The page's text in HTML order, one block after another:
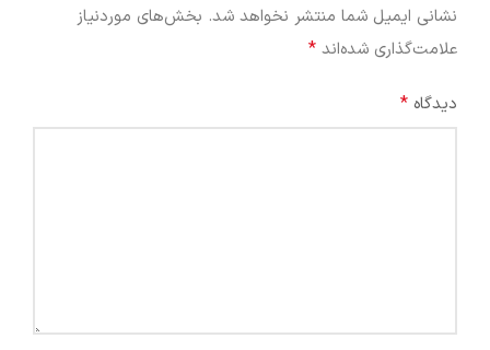
نشانی ایمیل شما منتشر نخواهد شد. بخش‌های موردنیاز
علامت‌گذاری شده‌اند *
دیدگاه *